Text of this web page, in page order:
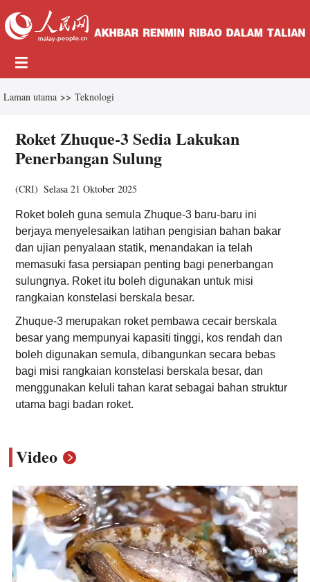
Laman utama >> Teknologi
Roket Zhuque-3 Sedia Lakukan
Penerbangan Sulung
(CRI) Selasa 21 Oktober 2025
Roket boleh guna semula Zhuque-3 baru-baru ini
berjaya menyelesaikan latihan pengisian bahan bakar
dan ujian penyalaan statik, menandakan ia telah
memasuki fasa persiapan penting bagi penerbangan
sulungnya. Roket itu boleh digunakan untuk misi
rangkaian konstelasi berskala besar.
Zhuque-3 merupakan roket pembawa cecair berskala
besar yang mempunyai kapasiti tinggi, kos rendah dan
boleh digunakan semula, dibangunkan secara bebas
bagi misi rangkaian konstelasi berskala besar, dan
menggunakan keluli tahan karat sebagai bahan struktur
utama bagi badan roket.
Video